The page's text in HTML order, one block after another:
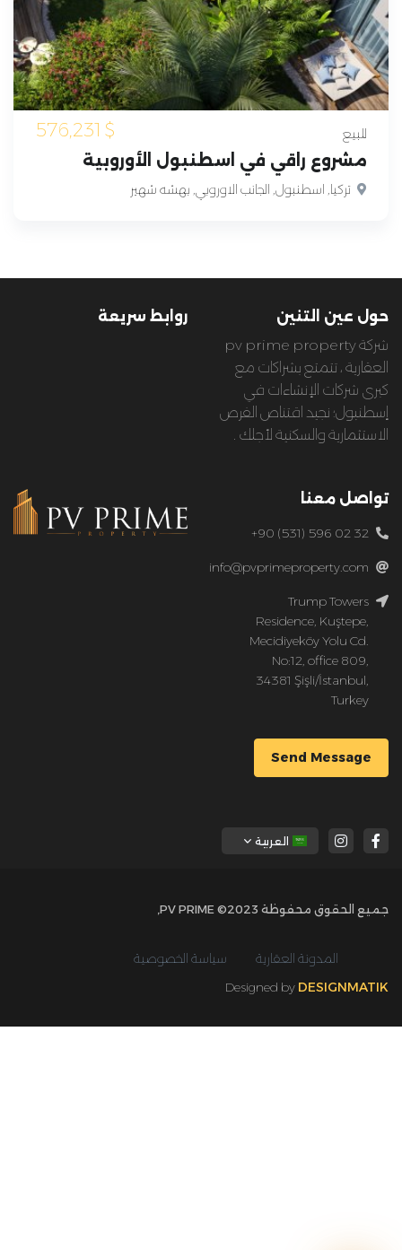
للبيع 576,231
مشروع راقي في اسطنبول الأوروبية
تركيا, اسطنبول, الجانب الاوروبي, بهشه شهير
حول عين التنين
شركة pv prime property
العقارية ، تتمتع بشراكات مع
كبرى شركات الإنشاءات في
إسطنبول؛ نجيد اقتناص الفرص
الاستثمارية والسكنية لأجلك .
روابط سريعة
تواصل معنا
+90 (531) 596 02 32
info@pvprimeproperty.com
Trump Towers
Residence, Kuştepe,
Mecidiyeköy Yolu Cd.
No:12, office 809,
34381 Şişli/İstanbul,
Turkey
Send Message
العربية
جميع الحقوق محفوظة 2023© PV PRIME,
المدونة العقارية
سياسة الخصوصية
Designed byDESIGNMATIK